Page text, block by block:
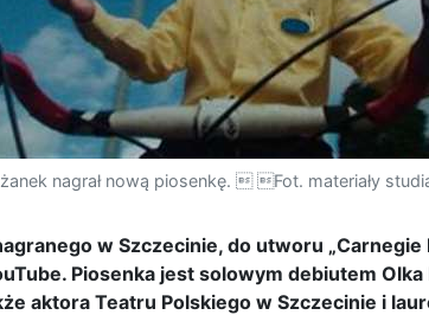
nagrał nową piosenkę.  Fot. materiały
w Szczecinie, do utworu „Carnegie
Piosenka jest solowym debiutem
aktora Teatru Polskiego w Szczecinie i